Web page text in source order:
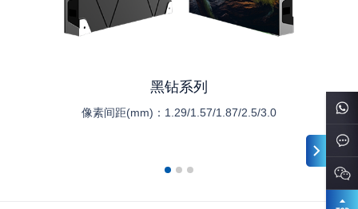
黑钻系列
像素间距(mm)： 1.29/1.57/1.87/2.5/3.0